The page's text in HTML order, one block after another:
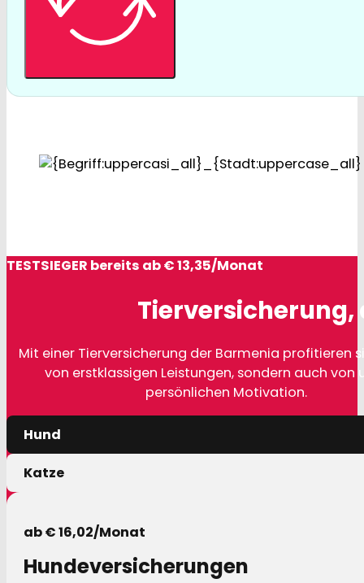
TESTSIEGER bereits ab € 13,35/Monat
Tierversicherung,
Mit einer Tierversicherung der Barmenia profitieren
von erstklassigen Leistungen, sondern auch von
persönlichen Motivation.
Hund
Katze
ab € 16,02/Monat
Hundeversicherungen